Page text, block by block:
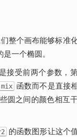
整个画布能够标准
一个椭圆。
接受前两个参数，
mix 函数而不是直接
的函数图形让这个